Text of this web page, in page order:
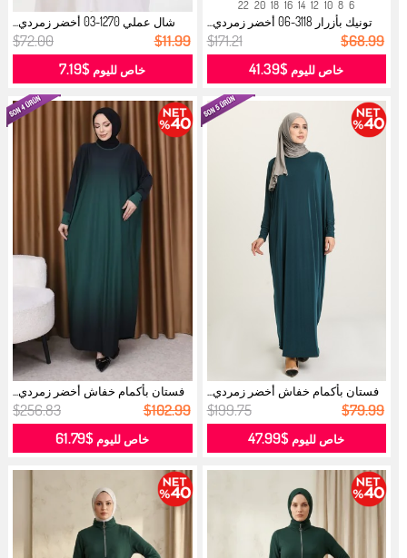
6
8
10
12
14
16
18
20
22
تونيك بأزرار 3118-06 أخضر زمردي...
$171.21 $68.99
خاص لليوم $41.39
شال عملي 1270-03 أخضر زمردي...
$72.00 $11.99
خاص لليوم $7.19
فستان بأكمام خفاش أخضر زمردي...
$199.75 $79.99
خاص لليوم $47.99
فستان بأكمام خفاش أخضر زمردي...
$256.83 $102.99
خاص لليوم $61.79